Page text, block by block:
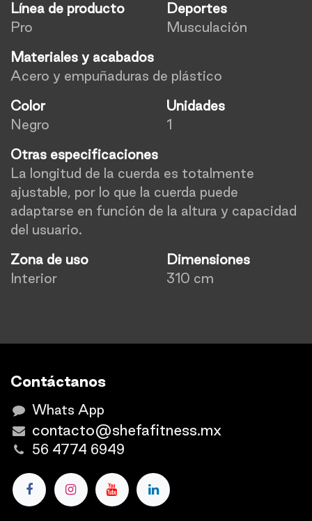
Línea de producto
Pro
Deportes
Musculación
Materiales y acabados
Acero y empuñaduras de plástico
Color
Negro
Unidades
1
Otras especificaciones
La longitud de la cuerda es totalmente
ajustable, por lo que la cuerda puede
adaptarse en función de la altura y capacidad
del usuario.
Zona de uso
Interior
Dimensiones
310 cm
Contáctanos
Whats App
contacto@shefafitness.mx
56 4774 6949